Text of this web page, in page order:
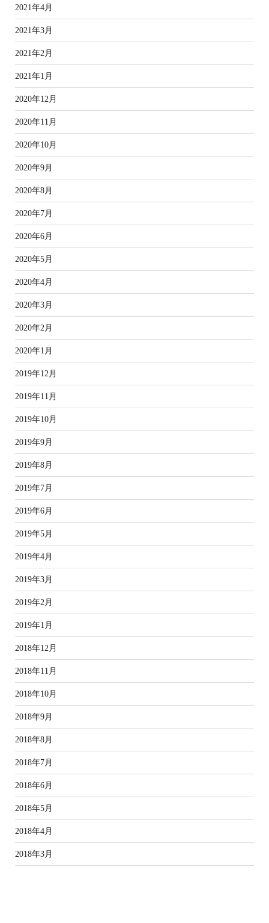
2021年4月
2021年3月
2021年2月
2021年1月
2020年12月
2020年11月
2020年10月
2020年9月
2020年8月
2020年7月
2020年6月
2020年5月
2020年4月
2020年3月
2020年2月
2020年1月
2019年12月
2019年11月
2019年10月
2019年9月
2019年8月
2019年7月
2019年6月
2019年5月
2019年4月
2019年3月
2019年2月
2019年1月
2018年12月
2018年11月
2018年10月
2018年9月
2018年8月
2018年7月
2018年6月
2018年5月
2018年4月
2018年3月